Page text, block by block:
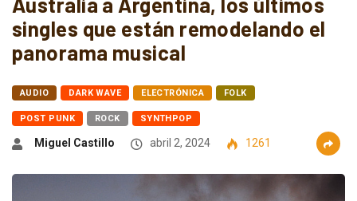
singles que están remodelando el
panorama musical
AUDIO DARK WAVE ELECTRÓNICA FOLK
POST PUNK ROCK SYNTHPOP
Miguel Castillo abril 2, 2024 1261